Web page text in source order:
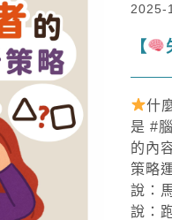
2025-
【
什
是 #
的內
策略
說：
說：